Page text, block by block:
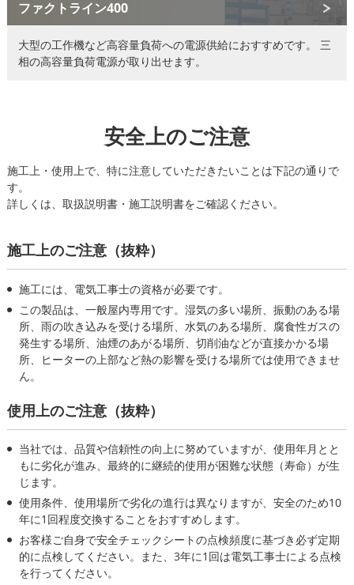
ファクトライン400
大型の工作機など高容量負荷への電源供給におすすめです。
三
相の高容量負荷電源が取り出せます。
安全上のご注意
施工上・使用上で、特に注意していただきたいことは下記の通りで
す。
詳しくは、取扱説明書・施工説明書をご確認ください。
施工上のご注意（抜粋）
施工には、電気工事士の資格が必要です。
この製品は、一般屋内専用です。湿気の多い場所、振動のある場
所、雨の吹き込みを受ける場所、水気のある場所、腐食性ガスの
発生する場所、油煙のあがる場所、切削油などが直接かかる場
所、ヒーターの上部など熱の影響を受ける場所では使用できませ
ん。
使用上のご注意（抜粋）
当社では、品質や信頼性の向上に努めていますが、使用年月とと
もに劣化が進み、最終的に継続的使用が困難な状態（寿命）が生
じます。
使用条件、使用場所で劣化の進行は異なりますが、安全のため10
年に1回程度交換することをおすすめします。
お客様ご自身で安全チェックシートの点検頻度に基づき必ず定期
的に点検してください。また、3年に1回は電気工事士による点検
を行ってください。